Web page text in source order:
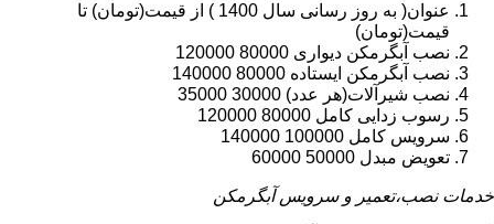
عنوان( به روز رسانی سال 1400 ) از قیمت(تومان) تا
قیمت(تومان)
نصب آبگرمکن دیواری 80000 120000
نصب آبگرمکن ایستاده 80000 140000
نصب شیرآلات(هر عدد) 30000 35000
رسوب زدایی کامل 80000 120000
سرویس کامل 100000 140000
تعویض مبدل 50000 60000
خدمات نصب،تعمیر و سرویس آبگرمکن